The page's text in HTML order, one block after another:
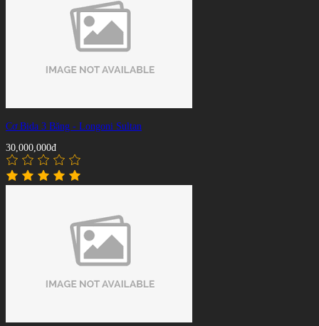
Cơ Bida 3 Băng - Longoni Sultan
30,000,000đ